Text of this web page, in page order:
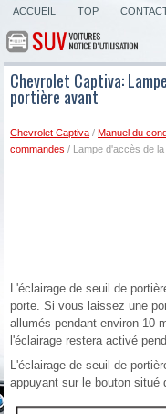
ACCUEIL TOP
Chevrolet Captiva:
portière avant
Chevrolet Captiva /Manuel du
commandes / Lampe d'accès de
L'éclairage de seuil de
porte. Si vous laissez une
allumés pendant environ 10
l'éclairage restera activé
L'éclairage de seuil de
appuyant sur le bouton situé